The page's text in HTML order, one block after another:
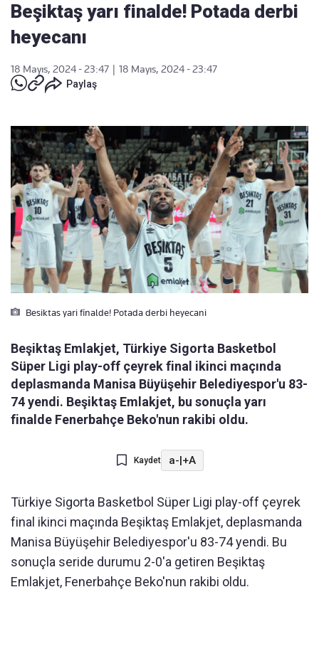
Beşiktaş yarı finalde! Potada derbi
heyecanı
18 Mayıs, 2024 - 23:47
18 Mayıs, 2024 - 23:47
Paylaş
Besiktas yari finalde! Potada derbi heyecani
Beşiktaş Emlakjet, Türkiye Sigorta Basketbol
Süper Ligi play-off çeyrek final ikinci maçında
deplasmanda Manisa Büyüşehir Belediyespor'u 83-
74 yendi. Beşiktaş Emlakjet, bu sonuçla yarı
finalde Fenerbahçe Beko'nun rakibi oldu.
Kaydet a-|+A
Türkiye Sigorta Basketbol Süper Ligi play-off çeyrek
final ikinci maçında Beşiktaş Emlakjet, deplasmanda
Manisa Büyüşehir Belediyespor'u 83-74 yendi. Bu
sonuçla seride durumu 2-0'a getiren Beşiktaş
Emlakjet, Fenerbahçe Beko'nun rakibi oldu.